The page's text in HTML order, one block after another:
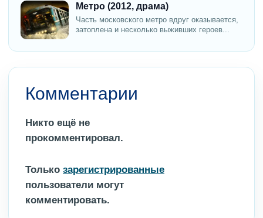
Метро (2012, драма)
Часть московского метро вдруг оказывается,
затоплена и несколько выживших героев...
Комментарии
Никто ещё не
прокомментировал.
Только зарегистрированные
пользователи могут
комментировать.